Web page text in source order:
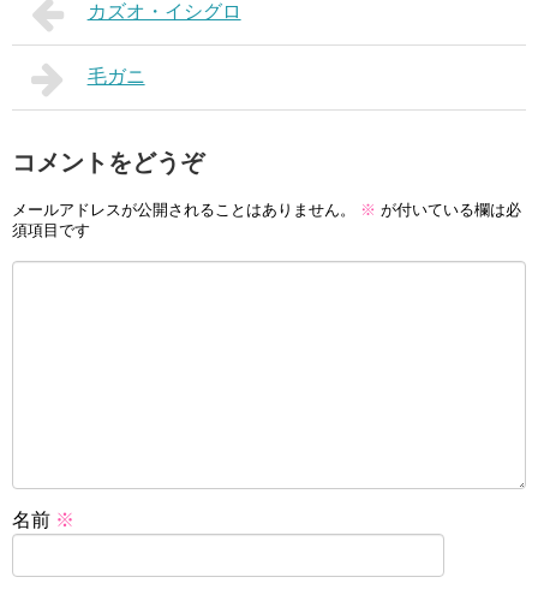
カズオ・イシグロ
毛ガニ
コメントをどうぞ
メールアドレスが公開されることはありません。 ※ が付いている欄は必
須項目です
名前 ※